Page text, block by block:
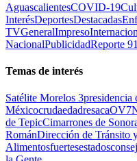
AguascalientesCOVID-19
InterésDeportesDestacadas
TVGeneralImpreso
NacionalPublicidadReporte
Temas de interés
Satélite Morelos 3presidencia
MéxicocrudaedadresacaOV7
de TepicCimarrones de
RománDirección de Tránsito
Alimentosfuertesestados